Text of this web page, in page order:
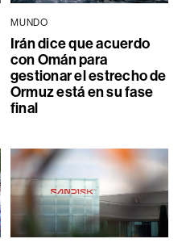
MUNDO
Irán dice que acuerdo
con Omán para
gestionar el estrecho de
Ormuz está en su fase
final